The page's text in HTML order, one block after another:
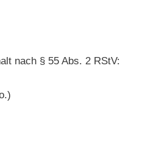
nach § 55 Abs. 2 RStV: